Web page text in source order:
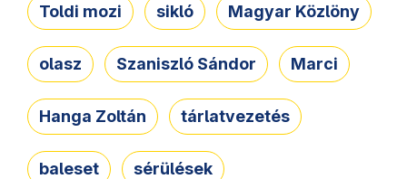
Toldi mozi sikló Magyar Közlöny
olasz Szaniszló Sándor Marci
Hanga Zoltán tárlatvezetés
baleset sérülések